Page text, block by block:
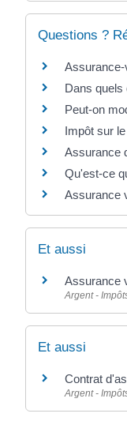
Questions ?
Dans
Peut-on
Impôt sur
Assurance
Qu'est-ce
Assurance
Et aussi
Assurance
Argent -
Et aussi
Contrat
Argent -